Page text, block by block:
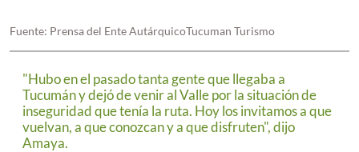
"Hubo en el pasado tanta gente que llegaba a
Tucumán y dejó de venir al Valle por la situación de
inseguridad que tenía la ruta. Hoy los invitamos a que
vuelvan, a que conozcan y a que disfruten", dijo
Amaya.
Fuente: Prensa del Ente AutárquicoTucuman Turismo